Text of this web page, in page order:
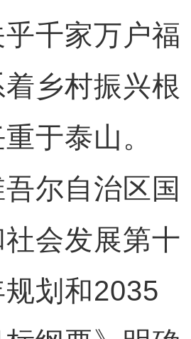
千家万户福
乡村振兴根
于泰山。
吾尔自治区国
会发展第十
规划和2035